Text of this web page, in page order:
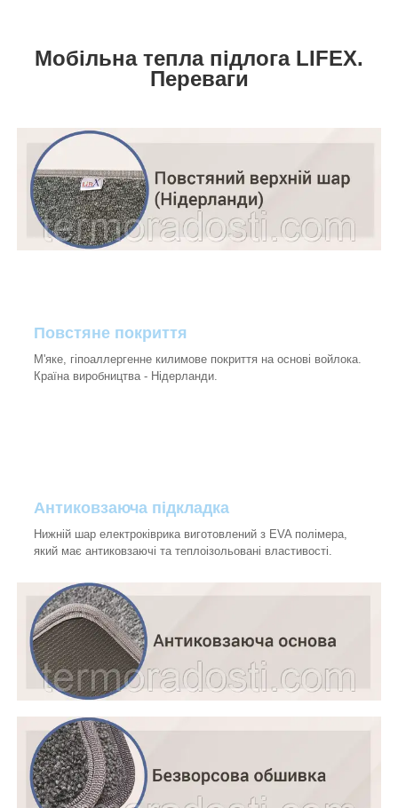
Мобільна тепла підлога LIFEX.
Переваги
Повстяне покриття
М'яке, гіпоаллергенне килимове покриття на основі войлока.
Країна виробництва - Нідерланди.
Антиковзаюча підкладка
Нижній шар електроківрика виготовлений з EVA полімера,
який має антиковзаючі та теплоізольовані властивості.